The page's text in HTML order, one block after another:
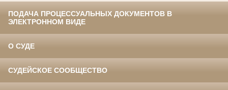
ПОДАЧА ПРОЦЕССУАЛЬНЫХ ДОКУМЕНТОВ В
ЭЛЕКТРОННОМ ВИДЕ
О СУДЕ
СУДЕЙСКОЕ СООБЩЕСТВО